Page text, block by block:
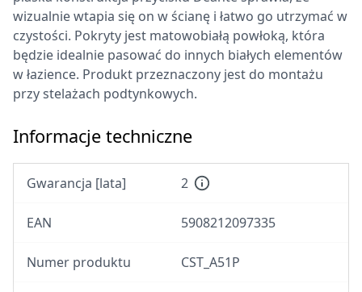
wizualnie wtapia się on w ścianę i łatwo go utrzymać w
czystości. Pokryty jest matowobiałą powłoką, która
będzie idealnie pasować do innych białych elementów
w łazience. Produkt przeznaczony jest do montażu
przy stelażach podtynkowych.
Informacje techniczne
Gwarancja [lata] 2
EAN 5908212097335
Numer produktu CST_A51P